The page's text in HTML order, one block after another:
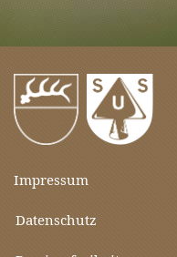
Impressum
Datenschutz